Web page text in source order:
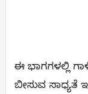
ಈ ಭಾಗಗಳಲ್ಲಿ
ಬೀಸುವ ಸಾಧ್ಯತೆ